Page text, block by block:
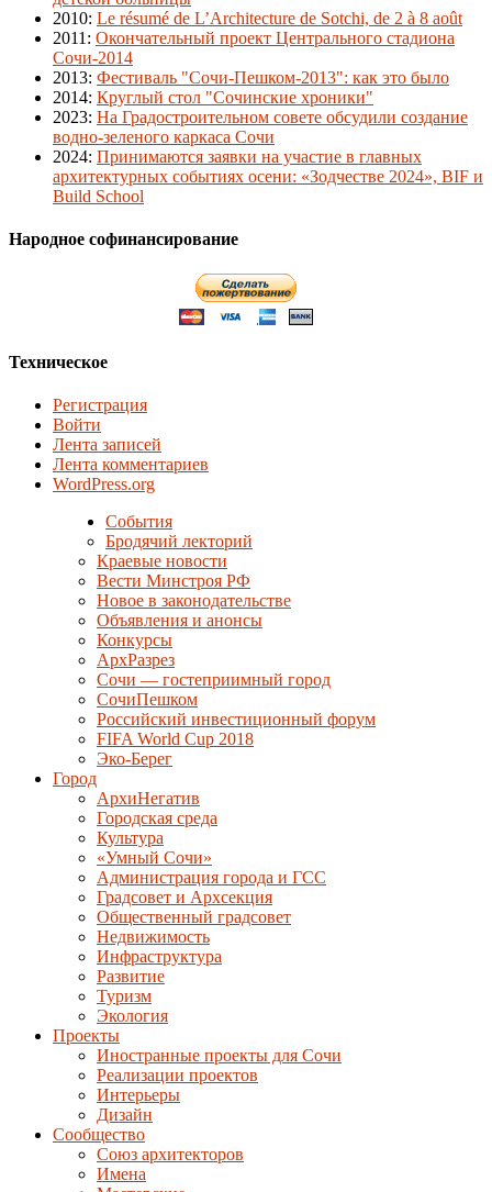
2010: Le résumé de L’Architecture de Sotchi, de 2 à 8 août
2011 : Окончательный проект Центрального стадиона
Сочи-2014
2013: Фестиваль "Сочи-Пешком-2013": как это было
2014: Круглый стол "Сочинские хроники"
2023: На Градостроительном совете обсудили создание
водно-зеленого каркаса Сочи
2024: Принимаются заявки на участие в главных
архитектурных событиях осени: «Зодчестве 2024», BIF и
Build School
Народное софинансирование
Техническое
Регистрация
Войти
Лента записей
Лента комментариев
WordPress.org
События
Бродячий лекторий
Краевые новости
Вести Минстроя РФ
Новое в законодательстве
Объявления и анонсы
Конкурсы
АрхРазрез
Сочи — гостеприимный город
СочиПешком
Российский инвестиционный форум
FIFA World Cup 2018
Эко-Берег
Город
АрхиНегатив
Городская среда
Культура
«Умный Сочи»
Администрация города и ГСС
Градсовет и Архсекция
Общественный градсовет
Недвижимость
Инфраструктура
Развитие
Туризм
Экология
Проекты
Иностранные проекты для Сочи
Реализации проектов
Интерьеры
Дизайн
Сообщество
Союз архитекторов
Имена